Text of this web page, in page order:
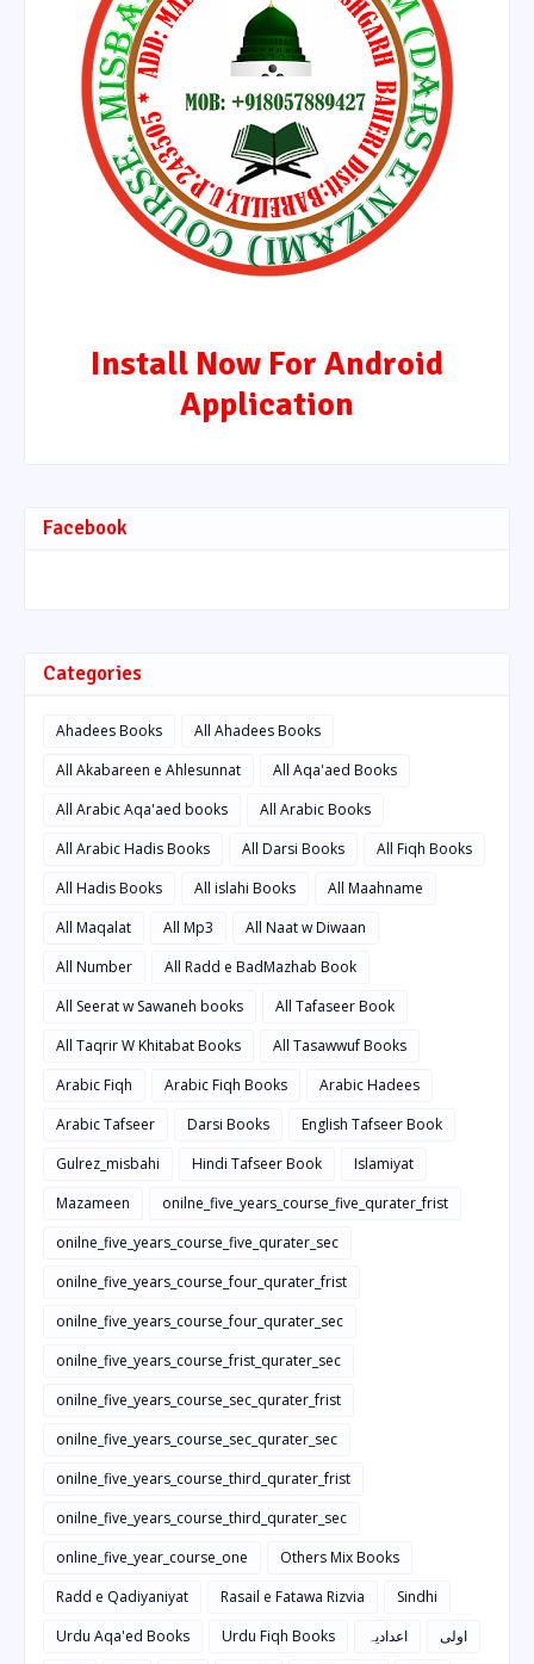
Install Now For Android
Application
Facebook
Categories
Ahadees Books
All Ahadees Books
All Akabareen e Ahlesunnat
All Aqa'aed Books
All Arabic Aqa'aed books
All Arabic Books
All Arabic Hadis Books
All Darsi Books
All Fiqh Books
All Hadis Books
All islahi Books
All Maahname
All Maqalat
All Mp3
All Naat w Diwaan
All Number
All Radd e BadMazhab Book
All Seerat w Sawaneh books
All Tafaseer Book
All Taqrir W Khitabat Books
All Tasawwuf Books
Arabic Fiqh
Arabic Fiqh Books
Arabic Hadees
Arabic Tafseer
Darsi Books
English Tafseer Book
Gulrez_misbahi
Hindi Tafseer Book
Islamiyat
Mazameen
onilne_five_years_course_five_qurater_frist
onilne_five_years_course_five_qurater_sec
onilne_five_years_course_four_qurater_frist
onilne_five_years_course_four_qurater_sec
onilne_five_years_course_frist_qurater_sec
onilne_five_years_course_sec_qurater_frist
onilne_five_years_course_sec_qurater_sec
onilne_five_years_course_third_qurater_frist
onilne_five_years_course_third_qurater_sec
online_five_year_course_one
Others Mix Books
Radd e Qadiyaniyat
Rasail e Fatawa Rizvia
Sindhi
Urdu Aqa'ed Books
Urdu Fiqh Books اعدادیہ
اولی